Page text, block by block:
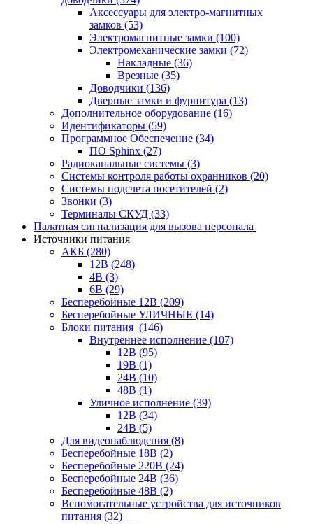
Аксессуары для электро-магнитных
замков (53)
Электромагнитные замки (100)
Электромеханические замки (72)
Накладные (36)
Врезные (35)
Доводчики (136)
Дверные замки и фурнитура (13)
Дополнительное оборудование (16)
Идентификаторы (59)
Программное Обеспечение (34)
ПО Sphinx (27)
Радиоканальные системы (3)
Системы контроля работы охранников (20)
Системы подсчета посетителей (2)
Звонки (3)
Терминалы СКУД (33)
Палатная сигнализация для вызова персонала
Источники питания
АКБ (280)
12В (248)
4В (3)
6В (29)
Бесперебойные 12В (209)
Бесперебойные УЛИЧНЫЕ (14)
Блоки питания (146)
Внутреннее исполнение (107)
12В (95)
19В (1)
24В (10)
48В (1)
Уличное исполнение (39)
12В (34)
24В (5)
Для видеонаблюдения (8)
Бесперебойные 18В (2)
Бесперебойные 220В (24)
Бесперебойные 24В (36)
Бесперебойные 48В (2)
Вспомогательные устройства для источников
питания (32)